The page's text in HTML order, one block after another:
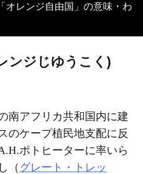
オレンジ自由国」の意味・わ
ンジじゆうこく)
南アフリカ共和国内に建
のケープ植民地支配に反
ポトヒーターに率いら
（ グレート・トレッ